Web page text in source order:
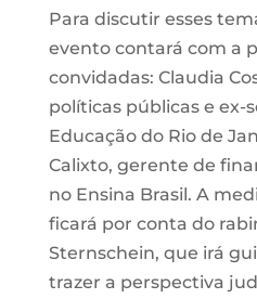
Para discutir esses
evento contará com a
convidadas: Claudia
políticas públicas e ex-
Educação do Rio de
Calixto, gerente de
no Ensina Brasil. A
ficará por conta do
Sternschein, que irá
trazer a perspectiva